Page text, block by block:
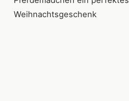
Weihnachtsgeschenk